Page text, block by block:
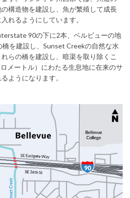
構造物を建設し、魚が繁殖して成長
れるようにしています。
90の下に2本、ベルビューの地
を建設し、Sunset Creekの自然な水
らの橋を建設し、暗渠を取り除くこ
メートル）にわたる生息地に在来のサ
ようになります。